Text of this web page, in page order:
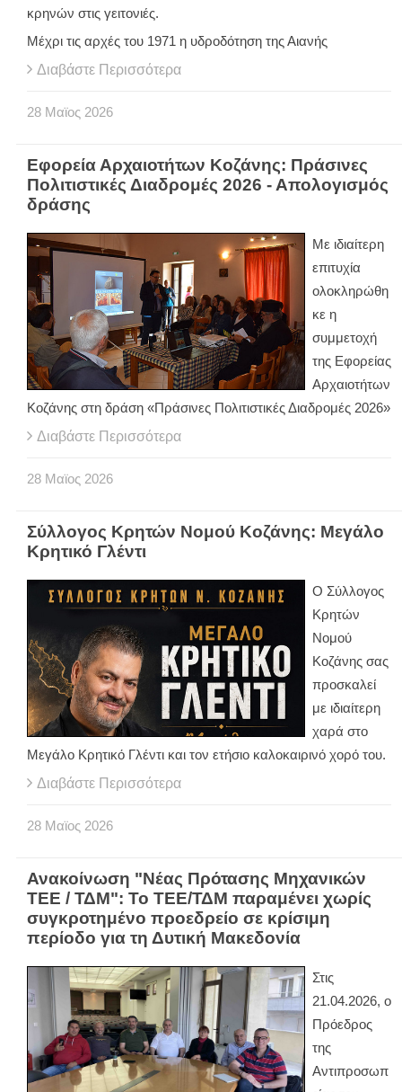
κρηνών στις γειτονιές.
Μέχρι τις αρχές του 1971 η υδροδότηση της Αιανής
Διαβάστε Περισσότερα
28 Μαϊος 2026
Εφορεία Αρχαιοτήτων Κοζάνης: Πράσινες
Πολιτιστικές Διαδρομές 2026 - Απολογισμός
δράσης
Με ιδιαίτερη
επιτυχία
ολοκληρώθη
κε η
συμμετοχή
της Εφορείας
Αρχαιοτήτων
Κοζάνης στη δράση «Πράσινες Πολιτιστικές Διαδρομές 2026»
Διαβάστε Περισσότερα
28 Μαϊος 2026
Σύλλογος Κρητών Νομού Κοζάνης: Μεγάλο
Κρητικό Γλέντι
Ο Σύλλογος
Κρητών
Νομού
Κοζάνης σας
προσκαλεί
με ιδιαίτερη
χαρά στο
Μεγάλο Κρητικό Γλέντι και τον ετήσιο καλοκαιρινό χορό του.
Διαβάστε Περισσότερα
28 Μαϊος 2026
Ανακοίνωση "Νέας Πρότασης Μηχανικών
ΤΕΕ / ΤΔΜ": Το ΤΕΕ/ΤΔΜ παραμένει χωρίς
συγκροτημένο προεδρείο σε κρίσιμη
περίοδο για τη Δυτική Μακεδονία
Στις
21.04.2026, ο
Πρόεδρος
της
Αντιπροσωπ